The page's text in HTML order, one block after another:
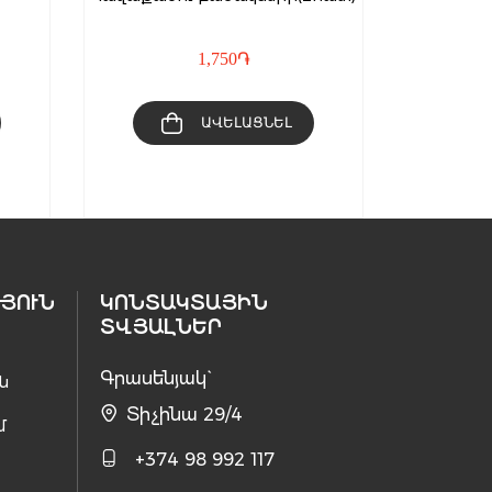
1,750֏
ԱՎԵԼԱՑՆԵԼ
ԿՈՆՏԱԿՏԱՅԻՆ
ՏՎՅԱԼՆԵՐ
Գրասենյակ`
Տիչինա 29/4
+374 98 992 117